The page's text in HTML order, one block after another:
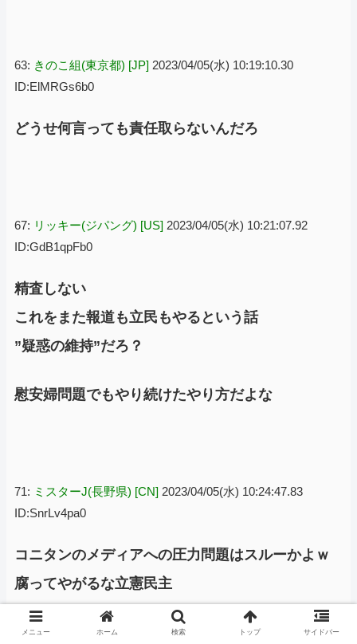
63: きのこ組(東京都) [JP] 2023/04/05(水) 10:19:10.30
ID:ElMRGs6b0
どうせ何言っても責任取らないんだろ
67: リッキー(ジパング) [US] 2023/04/05(水) 10:21:07.92
ID:GdB1qpFb0
精査しない
これをまた報道も立民もやるという話
”疑惑の維持”だろ？
慰安婦問題でもやり続けたやり方だよな
71: ミスターJ(長野県) [CN] 2023/04/05(水) 10:24:47.83
ID:SnrLv4pa0
コニタンのメディアへの圧力問題はスルーかよｗ
腐ってやがるな立憲民主
メニュー ホーム 検索 トップ サイドバー